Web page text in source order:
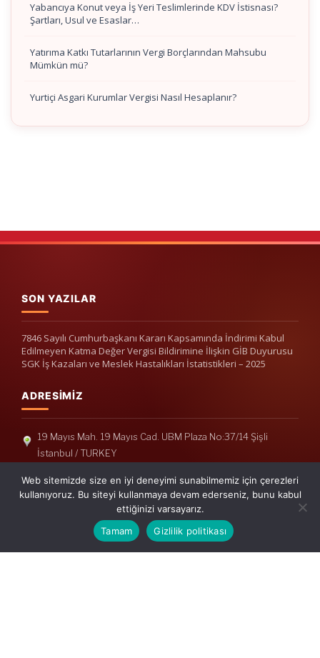
Yabancıya Konut veya İş Yeri Teslimlerinde KDV İstisnası?
Şartları, Usul ve Esaslar…
Yatırıma Katkı Tutarlarının Vergi Borçlarından Mahsubu
Mümkün mü?
Yurtiçi Asgari Kurumlar Vergisi Nasıl Hesaplanır?
SON YAZILAR
7846 Sayılı Cumhurbaşkanı Kararı Kapsamında İndirimi Kabul
Edilmeyen Katma Değer Vergisi Bildirimine İlişkin GİB Duyurusu
SGK İş Kazaları ve Meslek Hastalıkları İstatistikleri – 2025
ADRESIMIZ
19 Mayıs Mah. 19 Mayıs Cad. UBM Plaza No:37/14 Şişli
İstanbul / TURKEY
Telefon: +90(212) 240 33 39
Telefon: +90(212) 248 19 36
info@erisymm.com
Web sitemizde size en iyi deneyimi sunabilmemiz için çerezleri
kullanıyoruz. Bu siteyi kullanmaya devam ederseniz, bunu kabul
ettiğinizi varsayarız.
Tamam
Gizlilik politikası